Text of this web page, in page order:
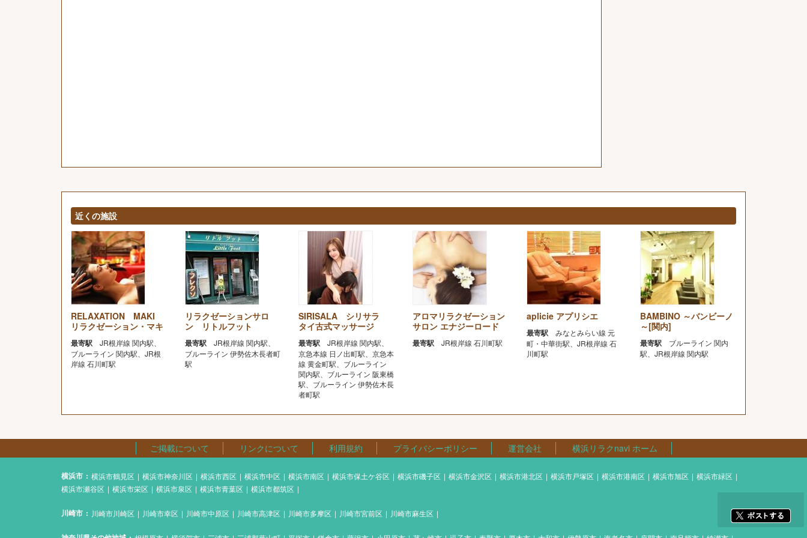
近くの施設
RELAXATION MAKI
リラクゼーション・マキ
最寄駅
JR根岸線 関内駅、
ブルーライン 関内駅、JR根
岸線 石川町駅
リラクゼーションサロ
ン リトルフット
最寄駅
JR根岸線 関内駅、
ブルーライン 伊勢佐木長者町
駅
SIRISALA シリサラ
タイ古式マッサージ
最寄駅
JR根岸線 関内駅、
京急本線 日ノ出町駅、京急本
線 黄金町駅、ブルーライン
関内駅、ブルーライン 阪東橋
駅、ブルーライン 伊勢佐木長
者町駅
アロマリラクゼーション
サロン エナジーロード
最寄駅 JR根岸線 石川町駅
aplicie アプリシエ
最寄駅
みなとみらい線 元
町・中華街駅、JR根岸線 石
川町駅
BAMBINO ～バンビーノ
～[関内]
最寄駅
ブルーライン 関内
駅、JR根岸線 関内駅
ご掲載について リンクについて 利用規約 プライバシーポリシー 運営会社 横浜リラクnavi ホーム
横浜市 横浜市鶴見区 横浜市神奈川区 横浜市西区 横浜市中区 横浜市南区 横浜市保土ケ谷区 横浜市磯子区 横浜市金沢区 横浜市港北区 横浜市戸塚区 横浜市港南区 横浜市旭区
横浜市緑区
横浜市瀬谷区
横浜市栄区 横浜市泉区 横浜市青葉区 横浜市都筑区
川崎市 川崎市川崎区 川崎市幸区 川崎市中原区 川崎市高津区 川崎市多摩区 川崎市宮前区 川崎市麻生区